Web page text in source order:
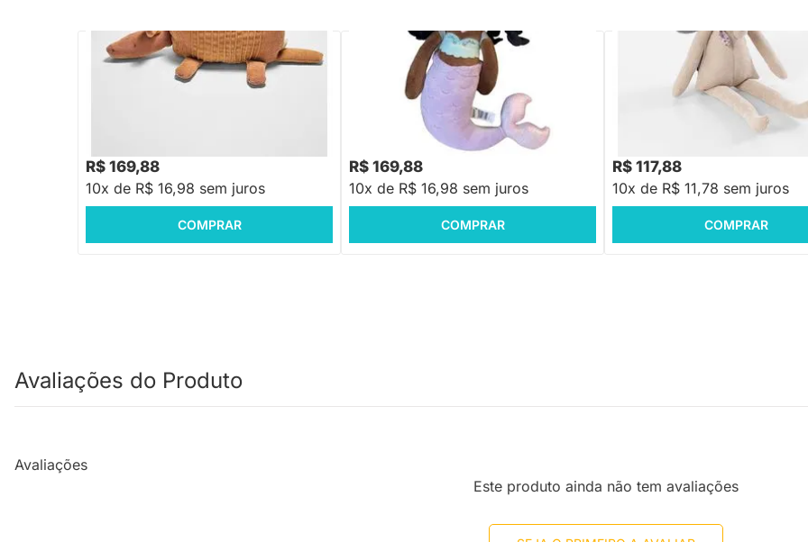
PRONTA ENTREGA
Boneco de Pelúcia Tatu Cadu em Veludo
R$ 169,88
10x de R$ 16,98 sem juros
COMPRAR
PRONTA ENTREGA
Boneca Metoo Angela Sereia Alana 33cm
-21% Economize R$ 46
R$ 169,88
10x de R$ 16,98 sem juros
COMPRAR
PRONTA ENTREGA
Elefanta Vick com Cachecol
R$ 117,88
10x de R$ 11,78 sem juros
COMPRAR
Avaliações do Produto
Avaliações
Este produto ainda não tem avaliações